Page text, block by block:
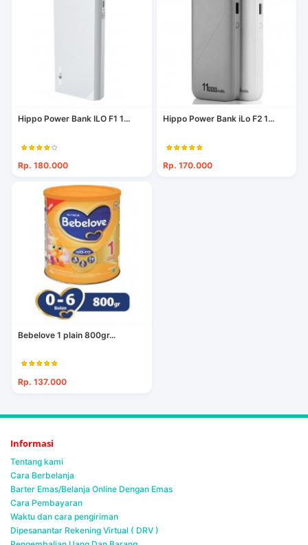
Hippo Power Bank ILO F1 1...
Rp. 180.000
Hippo Power Bank iLo F2 1...
Rp. 170.000
Bebelove 1 plain 800gr...
Rp. 137.000
Informasi
Tentang kami
Cara Berbelanja
Barter Emas/Belanja Online Dengan Emas
Cara Pembayaran
Waktu dan cara pengiriman
Dipesanantar Rekening Virtual ( DRV )